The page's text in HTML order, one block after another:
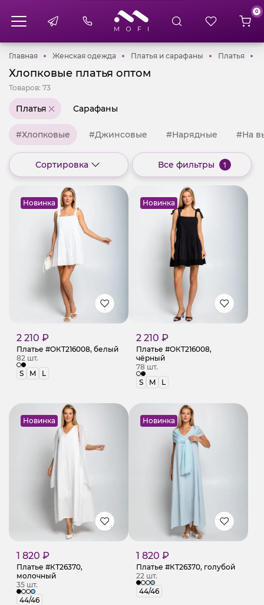
0
ГлавнаяГлавнаяЖенская одежда Женская одежда
Платья и сарафаны Платья и
Платья
Хлопковые платья оптом
Товаров: 73
Платья Сарафаны
#Хлопковые #Джинсовые #Нарядные #На
Сортировка Все фильтры 1
Новинка
2 210 ₽
Платье #ОКТ216008, белый
82 шт.
S
M L
Новинка
2 210 ₽
Платье #ОКТ216008,
чёрный
78 шт.
S
M L
Новинка
1 820 ₽
Платье #КТ26370,
молочный
35 шт.
44/46
Новинка
1 820 ₽
Платье #КТ26370, голубой
22 шт.
44/46